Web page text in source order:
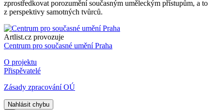
zprostředkovat porozumění současným uměleckým přístupům, a to
z perspektivy samotných tvůrců.
Artlist.cz provozuje
Centrum pro současné umění Praha
O projektu
Přispěvatelé
Zásady zpracování OÚ
Nahlásit chybu